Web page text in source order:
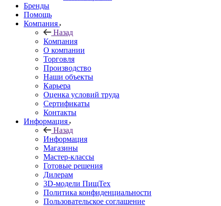
Бренды
Помощь
Компания
Назад
Компания
О компании
Торговля
Производство
Наши объекты
Карьера
Оценка условий труда
Сертификаты
Контакты
Информация
Назад
Информация
Магазины
Мастер-классы
Готовые решения
Дилерам
3D-модели ПищТех
Политика конфиденциальности
Пользовательское соглашение